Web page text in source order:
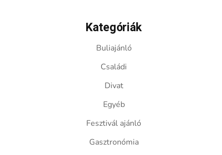
Kategóriák
Buliajánló
Családi
Divat
Egyéb
Fesztivál ajánló
Gasztronómia